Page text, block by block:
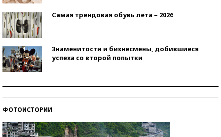
Самая трендовая обувь лета – 2026
Знаменитости и бизнесмены, добившиеся
успеха со второй попытки
ФОТОИСТОРИИ